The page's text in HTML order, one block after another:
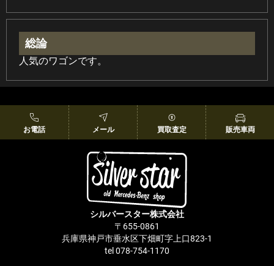
総論
人気のワゴンです。
お電話 メール 買取査定 販売車両
シルバースター株式会社
〒655-0861
兵庫県神戸市垂水区下畑町字上口823-1
tel 078-754-1170